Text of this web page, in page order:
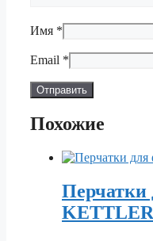
Имя *
Email *
Похожие
Перчатки